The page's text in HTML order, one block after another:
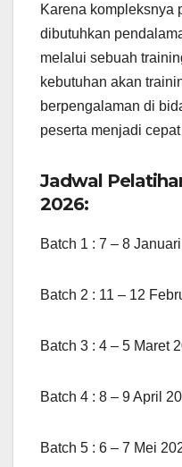
Karena kompleksnya
dibutuhkan
melalui sebuah
kebutuhan akan
berpengalaman di
peserta menjadi
Jadwal
2026:
Batch 1 : 7 – 8
Batch 2 : 11 – 12
Batch 3 : 4 – 5 Maret
Batch 4 : 8 – 9 April
Batch 5 : 6 – 7 Mei